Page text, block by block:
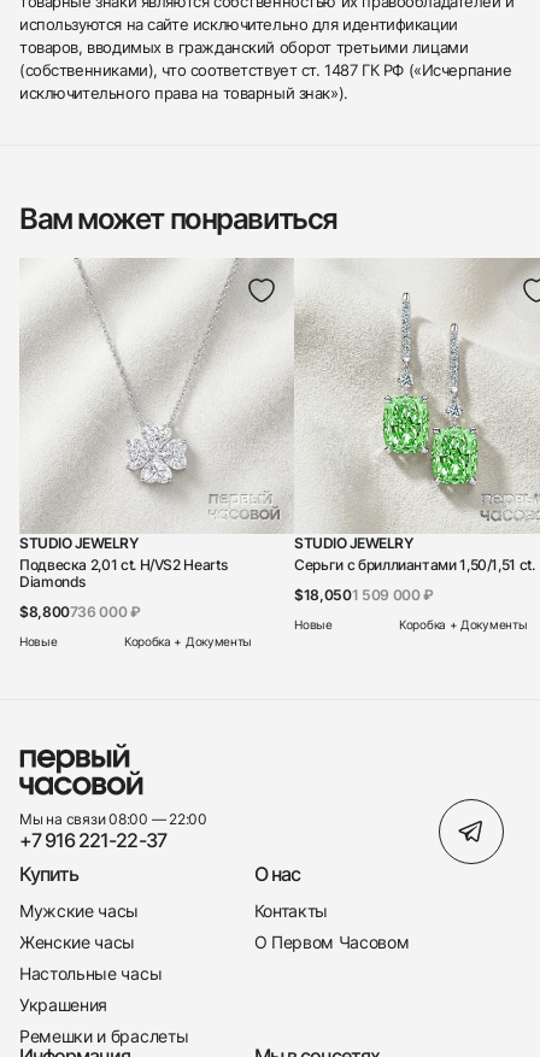
используются на сайте исключительно для идентификации
товаров, вводимых в гражданский оборот третьими лицами
(собственниками), что соответствует ст. 1487 ГК РФ («Исчерпание
исключительного права на товарный знак»).
Вам может понравиться
STUDIO JEWELRY
Подвеска 2,01 ct. H/VS2 Hearts
Diamonds
$8,800736 000 ₽
Новые Коробка + Документы
STUDIO JEWELRY
Серьги с бриллиантами 1,50/1,51 ct.
$18,0501 509 000 ₽
Новые Коробка + Документы
Мы на связи 08:00 — 22:00
+7 916 221-22-37
Купить
Мужские часы
Женские часы
Настольные часы
Украшения
Ремешки и браслеты
О нас
Контакты
О Первом Часовом